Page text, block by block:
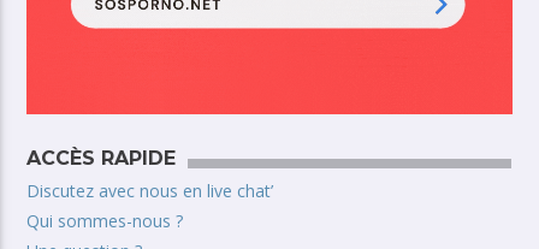
ACCÈS RAPIDE
Discutez avec nous en live chat’
Qui sommes-nous ?